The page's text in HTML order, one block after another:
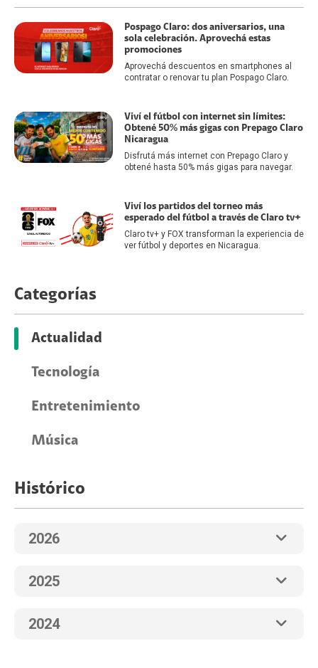
Pospago Claro: dos aniversarios, una
sola celebración. Aprovechá estas
promociones
Aprovechá descuentos en smartphones al
contratar o renovar tu plan Pospago Claro.
Viví el fútbol con internet sin límites:
Obtené 50% más gigas con Prepago Claro
Nicaragua
Disfrutá más internet con Prepago Claro y
obtené hasta 50% más gigas para navegar.
Viví los partidos del torneo más
esperado del fútbol a través de Claro tv+
Claro tv+ y FOX transforman la experiencia de
ver fútbol y deportes en Nicaragua.
Categorías
Actualidad
Tecnología
Entretenimiento
Música
Histórico
2026
2025
2024